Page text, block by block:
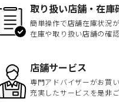
取り扱い店舗・在庫
簡単操作で店舗在庫状況
在庫や取り扱い店舗の確認
店舗サービス
専門アドバイザーがお買
充実したサービスを是非